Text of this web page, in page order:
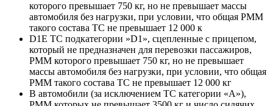
которого превышает 750 кг, но не превышает массы
автомобиля без нагрузки, при условии, что общая РММ
такого состава ТС не превышает 12 000 к
D1E ТС подкатегории »D1», сцепленные с прицепом,
который не предназначен для перевозки пассажиров,
РММ которого превышает 750 кг, но не превышает
массы автомобиля без нагрузки, при условии, что общая
РММ такого состава ТС не превышает 12 000 кг
B автомобили (за исключением ТС категории «A»),